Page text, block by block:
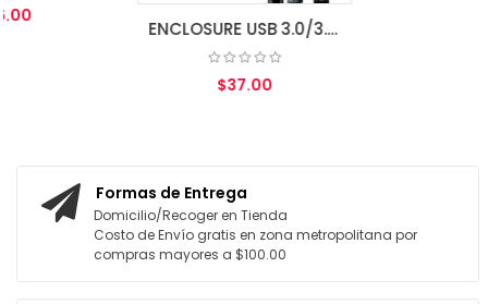
ENCLOSURE USB 3.0/3.1 M.2 NGFF-NVME SSD DUAL
Formas de Entrega
Domicilio/Recoger en Tienda
Costo de Envío gratis en zona metropolitana por
compras mayores a $100.00